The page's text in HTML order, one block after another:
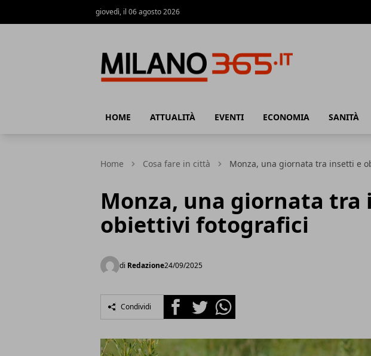
giovedì, il 06 agosto 2026
HOME ATTUALITÀ EVENTI ECONOMIA SANITÀ
Home Cosa fare in città Monza, una giornata tra insetti e
Monza, una giornata tra
obiettivi fotografici
di Redazione24/09/2025
Condividi FacebookTwitterWhatsapp